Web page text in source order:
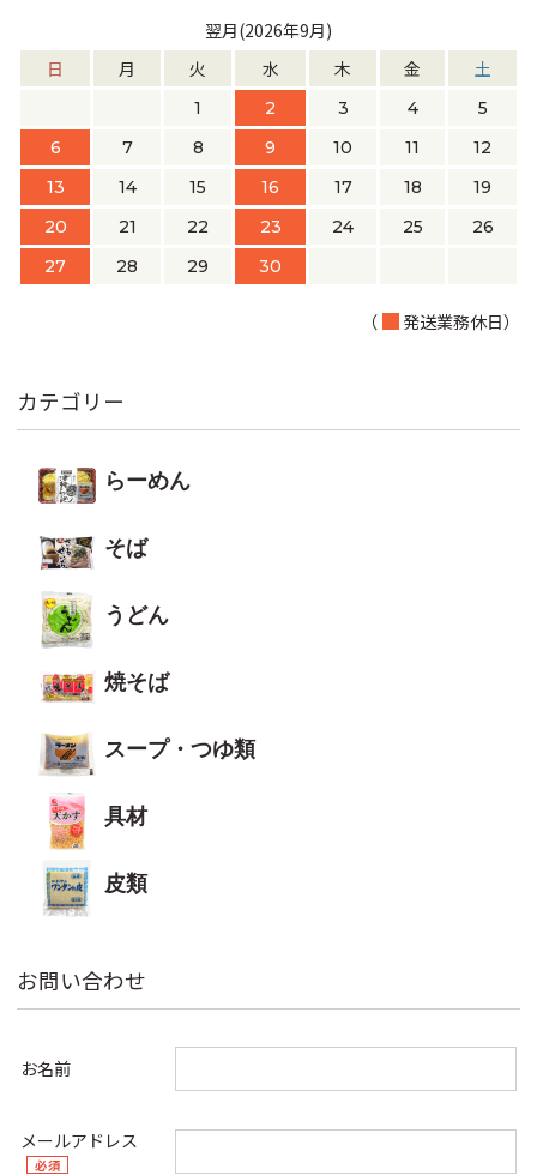
翌月(2026年9月)
日
月 火 水 木 金 土
1 2 3 4
5
6
7 8 9 10 11
12
13
14 15 16 17 18
19
20
21 22 23 24 25
26
27
28 29 30
（ 発送業務休日）
カテゴリー
らーめん
そば
うどん
焼そば
スープ・つゆ類
具材
皮類
お問い合わせ
お名前
メールアドレス
必須